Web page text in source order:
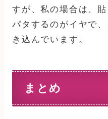
すが、私の場合は、
パタするのがイヤで
き込んでいます。
まとめ